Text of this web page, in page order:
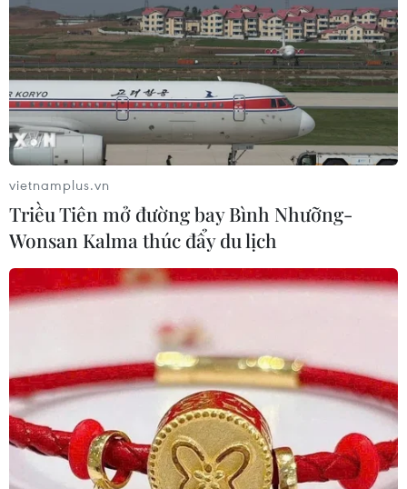
vietnamplus.vn
Triều Tiên mở đường bay Bình Nhưỡng-
Wonsan Kalma thúc đẩy du lịch